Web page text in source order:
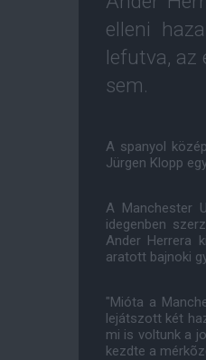
elleni
lefutva, az
sem.
A spanyol
Jürgen Klopp
A Manchester
idegenben
Ander Herrera
aratott bajnoki
"Mióta a
lejátszott két
mi is voltunk a
kezdte a